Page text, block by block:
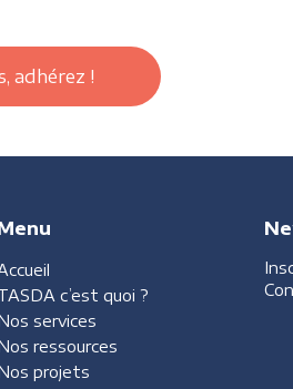
adhérez !
c’est quoi ?
services
ressources
projets